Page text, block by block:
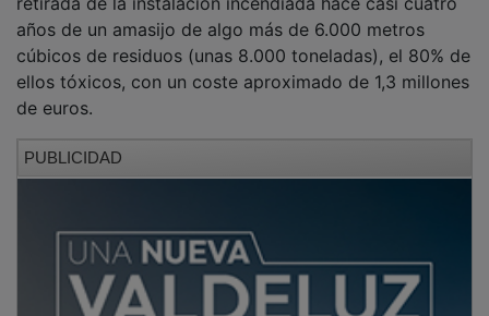
años de un amasijo de algo más de 6.000 metros
cúbicos de residuos (unas 8.000 toneladas), el 80% de
ellos tóxicos, con un coste aproximado de 1,3 millones
de euros.